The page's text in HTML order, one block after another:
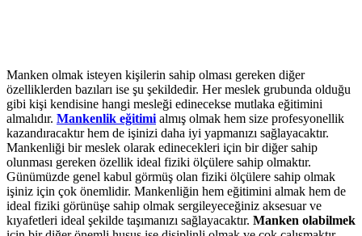
Manken olmak isteyen kişilerin sahip olması gereken diğer
özelliklerden bazıları ise şu şekildedir. Her meslek grubunda olduğu
gibi kişi kendisine hangi mesleği edinecekse mutlaka eğitimini
almalıdır. Mankenlik eğitimi almış olmak hem size profesyonellik
kazandıracaktır hem de işinizi daha iyi yapmanızı sağlayacaktır.
Mankenliği bir meslek olarak edinecekleri için bir diğer sahip
olunması gereken özellik ideal fiziki ölçülere sahip olmaktır.
Günümüzde genel kabul görmüş olan fiziki ölçülere sahip olmak
işiniz için çok önemlidir. Mankenliğin hem eğitimini almak hem de
ideal fiziki görünüşe sahip olmak sergileyeceğiniz aksesuar ve
kıyafetleri ideal şekilde taşımanızı sağlayacaktır. Manken olabilmek